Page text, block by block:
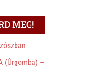
MEG!
(Úrgomba) –